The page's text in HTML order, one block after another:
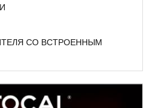
СО ВСТРОЕННЫМ